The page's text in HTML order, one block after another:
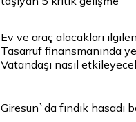
Ev ve araç alacakları
Tasarruf finansmanında
Vatandaşı nasıl
Giresun`da fındık hasadı